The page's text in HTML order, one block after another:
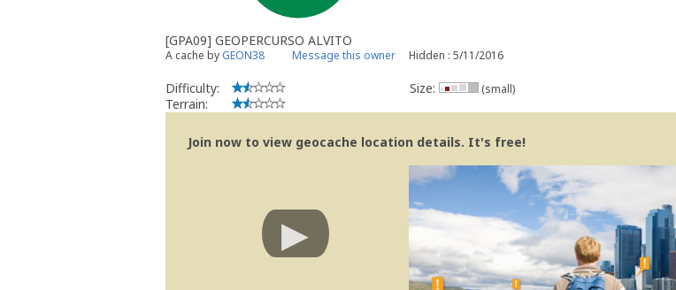
[GPA09] GEOPERCURSO ALVITO
A cache by GEON38 Message this owner Hidden : 5/11/2016
Difficulty:
Terrain:
Size: (small)
Join now to view geocache location details. It's free!